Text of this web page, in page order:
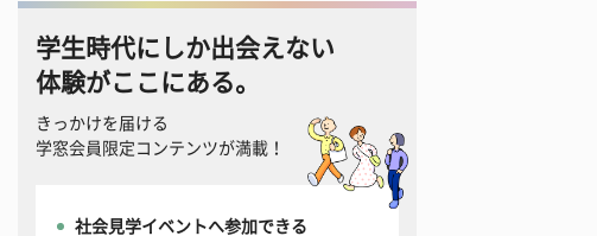
学生時代にしか出会えない
体験がここにある。
きっかけを届ける
学窓会員限定コンテンツが満載！
社会見学イベントへ参加できる